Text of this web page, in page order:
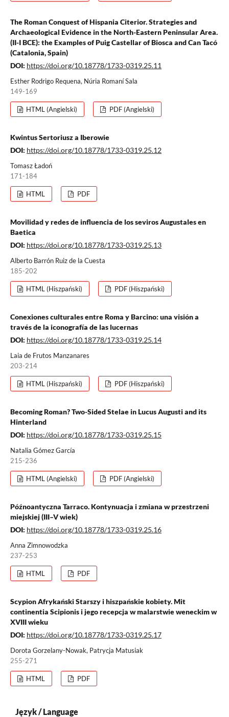
The Roman Conquest of Hispania Citerior. Strategies and
Archaeological Evidence in the North-Eastern Peninsular Area.
(II-I BCE): the Examples of Puig Castellar of Biosca and Can Tacó
(Catalonia, Spain)
DOI: https://doi.org/10.18778/1733-0319.25.11
Esther Rodrigo Requena, Núria Romaní Sala
149-169
HTML (Angielski) PDF (Angielski)
Kwintus Sertoriusz a Iberowie
DOI: https://doi.org/10.18778/1733-0319.25.12
Tomasz Ładoń
171-184
HTML PDF
Movilidad y redes de influencia de los seviros Augustales en
Baetica
DOI: https://doi.org/10.18778/1733-0319.25.13
Alberto Barrón Ruiz de la Cuesta
185-202
HTML (Hiszpański) PDF (Hiszpański)
Conexiones culturales entre Roma y Barcino: una visión a
través de la iconografía de las lucernas
DOI: https://doi.org/10.18778/1733-0319.25.14
Laia de Frutos Manzanares
203-214
HTML (Hiszpański) PDF (Hiszpański)
Becoming Roman? Two-Sided Stelae in Lucus Augusti and its
Hinterland
DOI: https://doi.org/10.18778/1733-0319.25.15
Natalia Gómez García
215-236
HTML (Angielski) PDF (Angielski)
Późnoantyczna Tarraco. Kontynuacja i zmiana w przestrzeni
miejskiej (III–V wiek)
DOI: https://doi.org/10.18778/1733-0319.25.16
Anna Zimnowodzka
237-253
HTML PDF
Scypion Afrykański Starszy i hiszpańskie kobiety. Mit
continentia Scipionis i jego recepcja w malarstwie weneckim w
XVIII wieku
DOI: https://doi.org/10.18778/1733-0319.25.17
Dorota Gorzelany-Nowak, Patrycja Matusiak
255-271
HTML PDF
Język / Language